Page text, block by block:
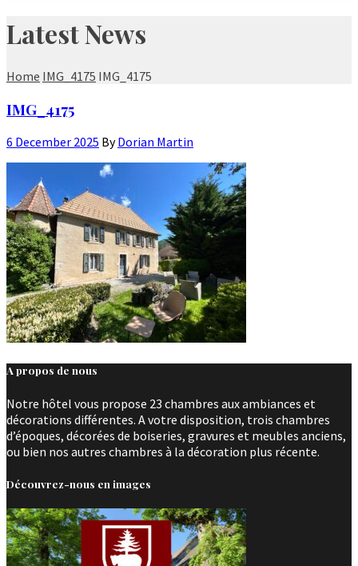
Latest News
Home IMG_4175 IMG_4175
IMG_4175
6 December 2025 ByDorian Martin
A propos de nous
Notre hôtel vous propose 23 chambres aux ambiances et
décorations différentes. A votre disposition, trois chambres
d’époques, décorées de boiseries, gravures et meubles anciens,
ou bien nos autres chambres à la décoration plus récente.
Découvrez-nous en images